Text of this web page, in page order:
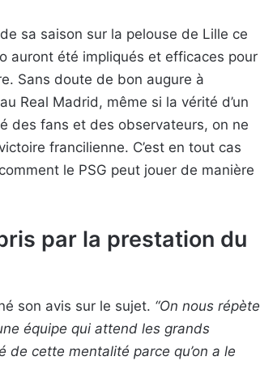
sa saison sur la pelouse de Lille ce
auront été impliqués et efficaces pour
Sans doute de bon augure à
Real Madrid, même si la vérité d’un
des fans et des observateurs, on ne
francilienne. C’est en tout cas
le PSG peut jouer de manière
par la prestation du
son avis sur le sujet. “On nous répète
équipe qui attend les grands
cette mentalité parce qu’on a le